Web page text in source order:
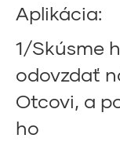
Aplikácia:
1/Skúsme
odovzdať
Otcovi, a
ho